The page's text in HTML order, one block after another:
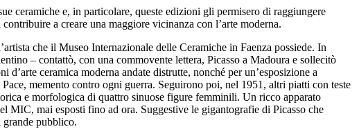
ceramiche e, in particolare, queste edizioni gli permisero di raggiungere
a creare una maggiore vicinanza con l’arte moderna.
che il Museo Internazionale delle Ceramiche in Faenza possiede. In
– contattò, con una commovente lettera, Picasso a Madoura e sollecitò
ceramica moderna andate distrutte, nonché per un’esposizione a
memento contro ogni guerra. Seguirono poi, nel 1951, altri piatti con teste
e morfologica di quattro sinuose figure femminili. Un ricco apparato
mai esposti fino ad ora. Suggestive le gigantografie di Picasso che
grande pubblico.